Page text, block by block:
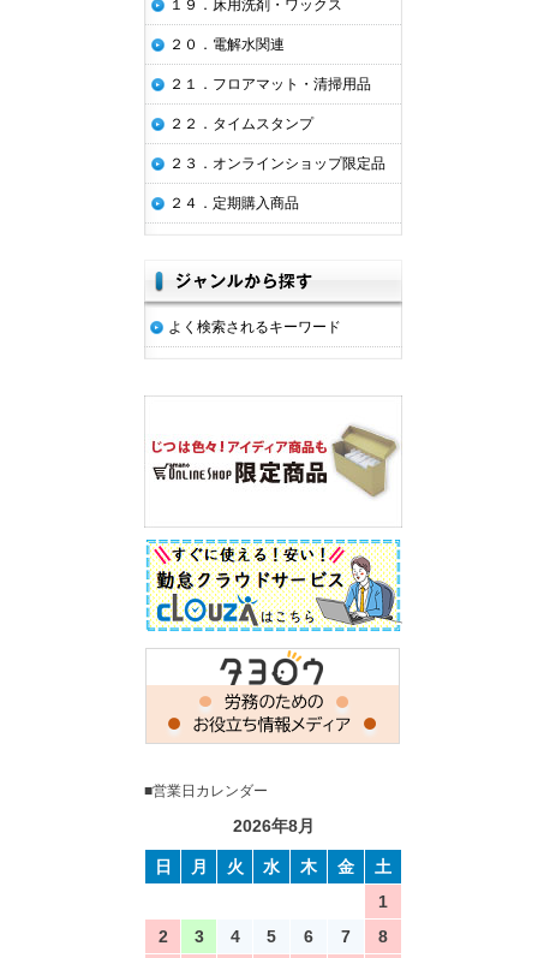
１９．床用洗剤・ワックス
２０．電解水関連
２１．フロアマット・清掃用品
２２．タイムスタンプ
２３．オンラインショップ限定品
２４．定期購入商品
よく検索されるキーワード
■営業日カレンダー
2026年8月
日 月 火 水 木 金
土
1
2
3 4 5 6 7
8